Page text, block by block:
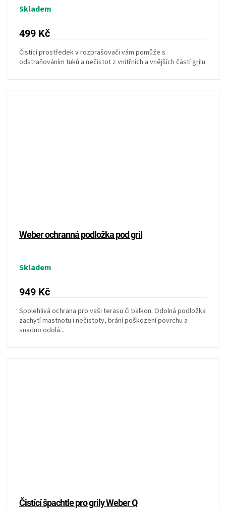
Skladem
499 Kč
Čistící prostředek v rozprašovači vám pomůže s
odstraňováním tuků a nečistot z vnitřních a vnějších částí grilu.
Weber ochranná podložka pod gril
Skladem
949 Kč
Spolehlivá ochrana pro vaši terasu či balkon. Odolná podložka
zachytí mastnotu i nečistoty, brání poškození povrchu a
snadno odolá...
Čistící špachtle pro grily Weber Q